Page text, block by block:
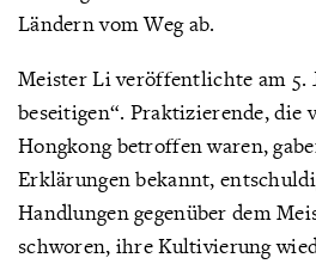
Ländern vom Weg ab.
Meister Li veröffentlichte am 5.
beseitigen“. Praktizierende, die
Hongkong betroffen waren,
Erklärungen bekannt,
Handlungen gegenüber dem
schworen, ihre Kultivierung